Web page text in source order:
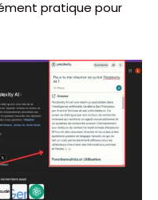
pratique pour